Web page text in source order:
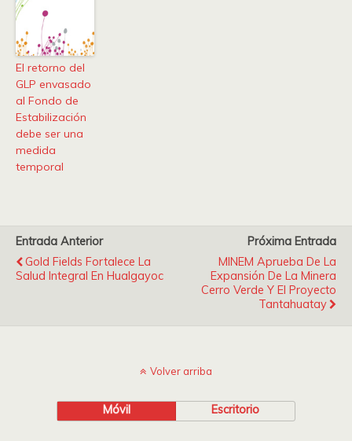
El retorno del
GLP envasado
al Fondo de
Estabilización
debe ser una
medida
temporal
Entrada Anterior
Gold Fields Fortalece La
Salud Integral En Hualgayoc
Próxima Entrada
MINEM Aprueba De La
Expansión De La Minera
Cerro Verde Y El Proyecto
Tantahuatay
Volver arriba
Móvil Escritorio